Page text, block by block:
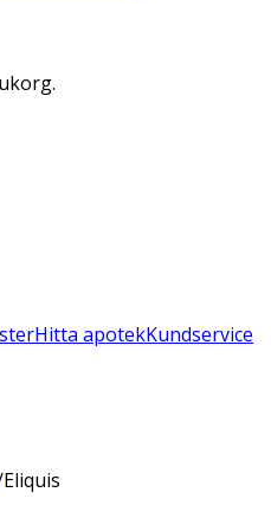
Hitta apotekKundservice
Eliquis